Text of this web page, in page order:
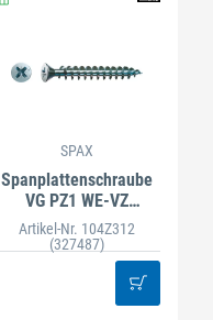
SPAX
Spanplattenschraube
VG PZ1 WE-VZ
Senkkopf
Artikel-Nr. 104Z312
(327487)